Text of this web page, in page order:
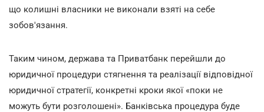
що колишні власники не виконали взяті на себе
зобов'язання.
Таким чином, держава та Приватбанк перейшли до
юридичної процедури стягнення та реалізації відповідної
юридичної стратегії, конкретні кроки якої «поки не
можуть бути розголошені». Банківська процедура буде